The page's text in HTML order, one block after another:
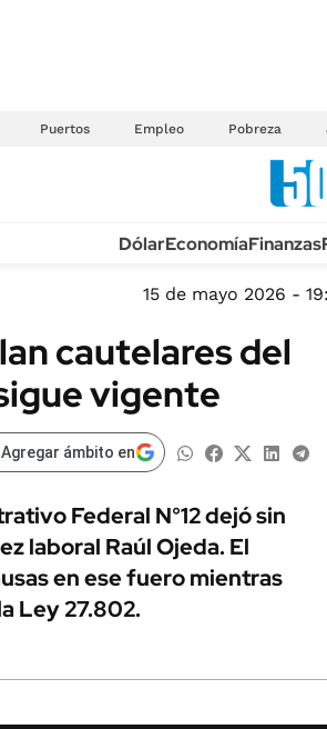
Puertos Empleo Pobreza
TECNOLOGÍA
MÉXICO
MUNDO
INFORMACIÓN
LIFESTYLE
AUTOS
DólarEconomíaFinanzas
15 de mayo 2026 -
cautelares del
vigente
Agregar ámbito en
Federal N°12 dejó sin
laboral Raúl Ojeda. El
en ese fuero mientras
Ley 27.802.